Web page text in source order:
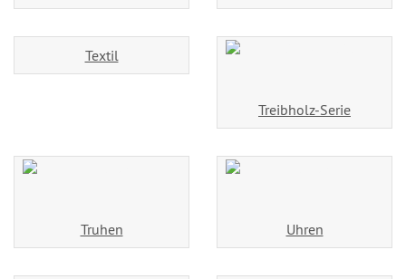
Textil
Treibholz-Serie
Truhen Uhren